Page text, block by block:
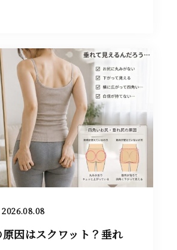
2026.08.08
因はスクワット？垂れ